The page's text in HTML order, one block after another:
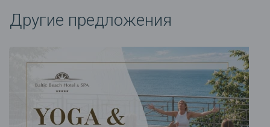
Другие предложения